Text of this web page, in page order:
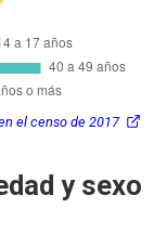
el censo de 2017
y sexo